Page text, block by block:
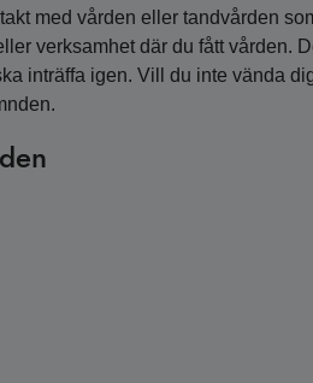
med vården eller tandvården
verksamhet där du fått vården.
inträffa igen. Vill du inte vända